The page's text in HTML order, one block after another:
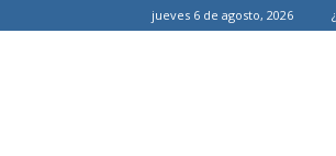
jueves 6 de agosto, 2026